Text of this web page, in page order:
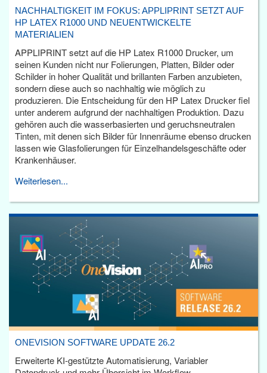
NACHHALTIGKEIT IM FOKUS: APPLIPRINT SETZT AUF
HP LATEX R1000 UND NEUENTWICKELTE
MATERIALIEN
APPLIPRINT setzt auf die HP Latex R1000 Drucker, um
seinen Kunden nicht nur Folierungen, Platten, Bilder oder
Schilder in hoher Qualität und brillanten Farben anzubieten,
sondern diese auch so nachhaltig wie möglich zu
produzieren. Die Entscheidung für den HP Latex Drucker fiel
unter anderem aufgrund der nachhaltigen Produktion. Dazu
gehören auch die wasserbasierten und geruchsneutralen
Tinten, mit denen sich Bilder für Innenräume ebenso drucken
lassen wie Glasfolierungen für Einzelhandelsgeschäfte oder
Krankenhäuser.
Weiterlesen...
ONEVISION SOFTWARE UPDATE 26.2
Erweiterte KI-gestützte Automatisierung, Variabler